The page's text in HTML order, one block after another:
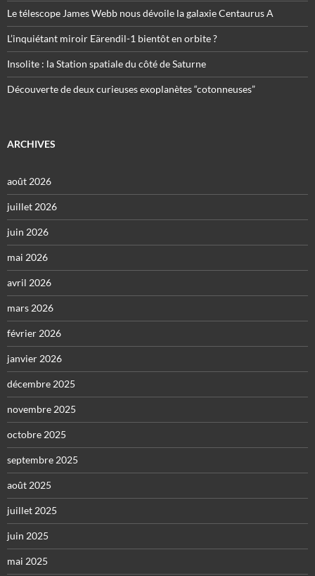
Le télescope James Webb nous dévoile la galaxie Centaurus A
L’inquiétant miroir Eärendil-1 bientôt en orbite ?
Insolite : la Station spatiale du côté de Saturne
Découverte de deux curieuses exoplanètes “cotonneuses”
ARCHIVES
août 2026
juillet 2026
juin 2026
mai 2026
avril 2026
mars 2026
février 2026
janvier 2026
décembre 2025
novembre 2025
octobre 2025
septembre 2025
août 2025
juillet 2025
juin 2025
mai 2025